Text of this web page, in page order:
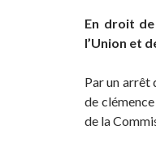
En droit
l’Union et
Par un arrêt
de
de la